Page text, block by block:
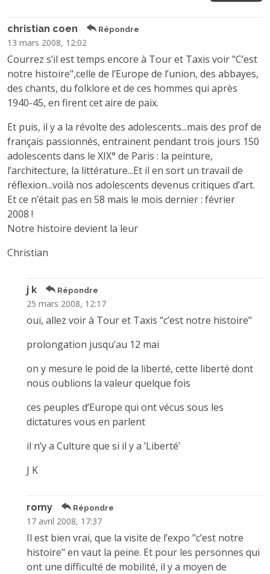
christian coen Répondre
13 mars 2008, 12:02
Courrez s’il est temps encore à Tour et Taxis voir "C’est
notre histoire",celle de l’Europe de l’union, des abbayes,
des chants, du folklore et de ces hommes qui après
1940-45, en firent cet aire de paix.
Et puis, il y a la révolte des adolescents...mais des prof de
français passionnés, entrainent pendant trois jours 150
adolescents dans le XIX° de Paris : la peinture,
l’architecture, la littérature...Et il en sort un travail de
réflexion...voilà nos adolescents devenus critiques d’art.
Et ce n’était pas en 58 mais le mois dernier : février
2008 !
Notre histoire devient la leur
Christian
j k Répondre
25 mars 2008, 12:17
oui, allez voir à Tour et Taxis "c’est notre histoire"
prolongation jusqu’au 12 mai
on y mesure le poid de la liberté, cette liberté dont
nous oublions la valeur quelque fois
ces peuples d’Europe qui ont vécus sous les
dictatures vous en parlent
il n’y a Culture que si il y a ’Liberté’
J K
romy Répondre
17 avril 2008, 17:37
Il est bien vrai, que la visite de l’expo "c’est notre
histoire" en vaut la peine. Et pour les personnes qui
ont une difficulté de mobilité, il y a moyen de